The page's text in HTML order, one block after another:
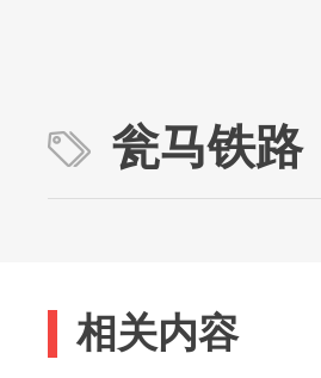
瓮马铁路
相关内容